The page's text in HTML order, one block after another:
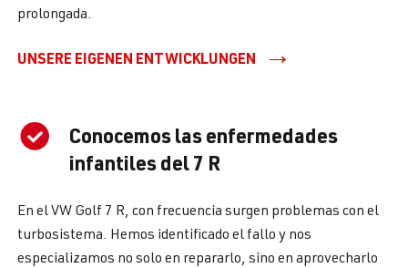
prolongada.
UNSERE EIGENEN ENTWICKLUNGEN
Conocemos las enfermedades
infantiles del 7 R
En el VW Golf 7 R, con frecuencia surgen problemas con el
turbosistema. Hemos identificado el fallo y nos
especializamos no solo en repararlo, sino en aprovecharlo